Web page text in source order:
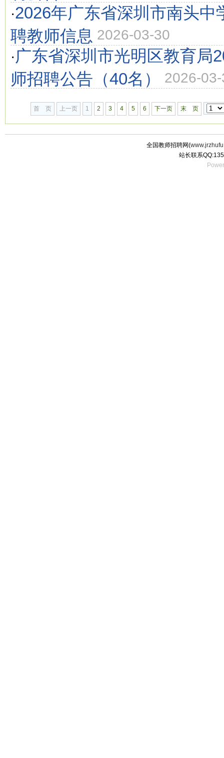
·2026年广东省深圳市南头中
聘教师信息 2026-03-30
· 广东省深圳市光明区教育局
师招聘公告（40名） 2026-
首 页 上一页 1 2 3 4 5 6 下一页 末 页
全国教师招聘网(
站长联系